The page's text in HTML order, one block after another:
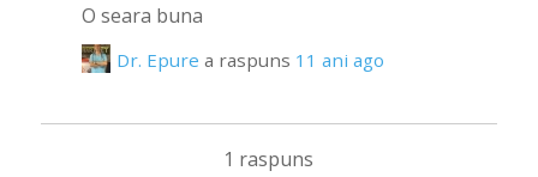
O seara buna
Dr. Epure a raspuns 11 ani ago
1 raspuns